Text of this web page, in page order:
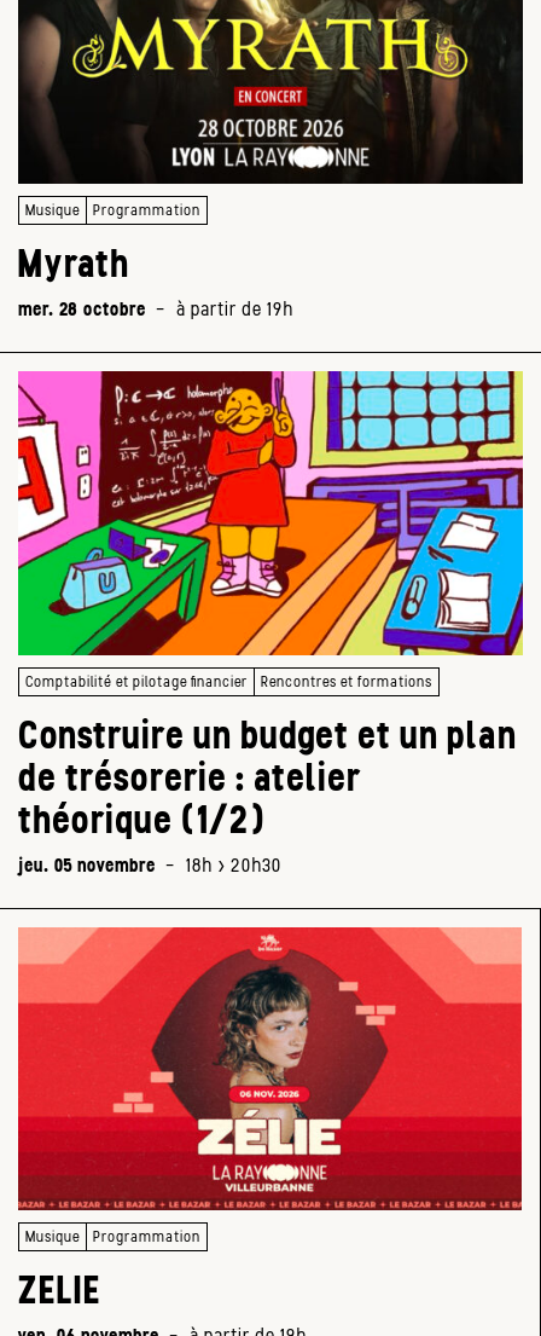
Musique Programmation
Myrath
mer. 28 octobre - à partir de 19h
Comptabilité et pilotage financier Rencontres et formations
Construire un budget et un plan
de trésorerie : atelier
théorique (1/2)
jeu. 05 novembre - 18h > 20h30
Musique Programmation
ZELIE